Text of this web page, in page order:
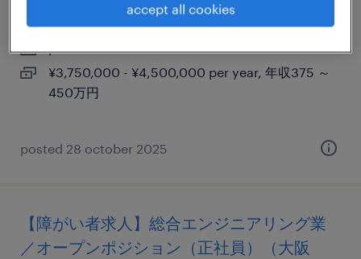
大阪, 大阪府
permanent
¥3,750,000 - ¥4,500,000 per year, 年収375 ～
450万円
posted 28 october 2025
【障がい者求人】総合エンジニアリング業
／オープンポジション（正社員）（大阪
accept all cookies